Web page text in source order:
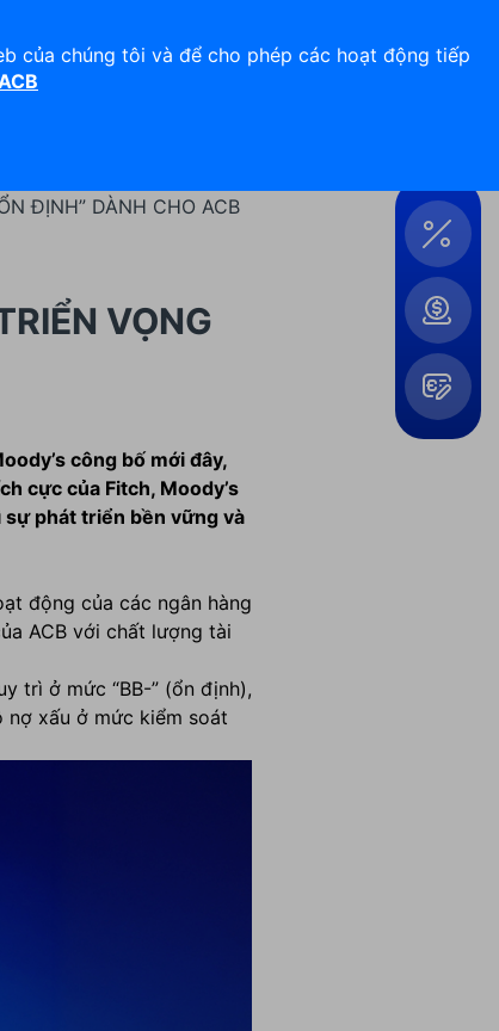
ĐỊNH” DÀNH CHO ACB
VỌNG
công bố mới đây,
cực của Fitch, Moody’s
phát triển bền vững và
động của các ngân hàng
ACB với chất lượng tài
trì ở mức “BB-” (ổn định),
xấu ở mức kiểm soát
Tiện
ích
Mở
của chúng tôi và để cho phép các hoạt động tiếp